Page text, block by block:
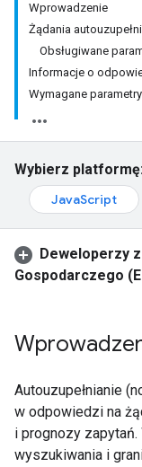
Wprowadzenie
Żądania
Obsługiwane
Informacje o
Wymagane parametry
Wybierz
JavaScript
Deweloperzy
Gospodarczego
Autouzupełnianie
w odpowiedzi na
i prognozy
wyszukiwania i